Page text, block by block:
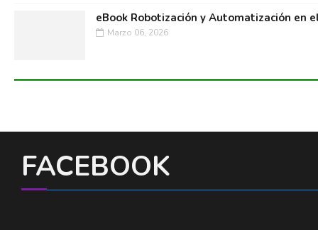
eBook Robotización y Automatización en
Marzo 06, 2026
FACEBOOK